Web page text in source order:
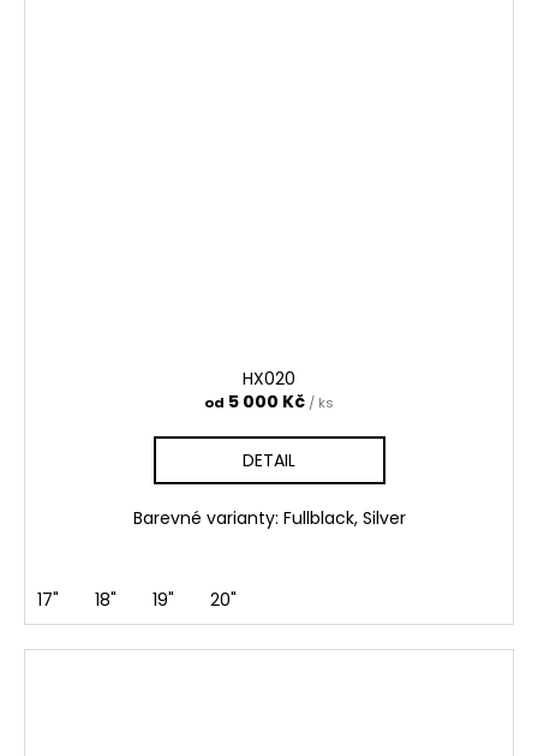
HX020
od 5 000 Kč / ks
DETAIL
Barevné varianty: Fullblack, Silver
17" 18" 19" 20"